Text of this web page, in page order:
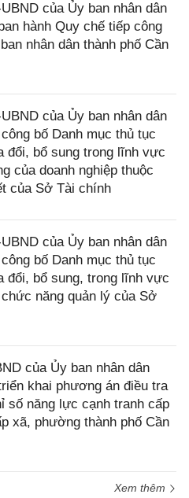
của Ủy ban nhân dân
hành Quy chế tiếp công
nhân dân thành phố Cần
của Ủy ban nhân dân
bố Danh mục thủ tục
đổi, bổ sung trong lĩnh vực
của doanh nghiệp thuộc
của Sở Tài chính
của Ủy ban nhân dân
bố Danh mục thủ tục
đổi, bổ sung, trong lĩnh vực
năng quản lý của Sở
của Ủy ban nhân dân
khai phương án điều tra
số năng lực cạnh tranh cấp
xã, phường thành phố Cần
Xem thêm